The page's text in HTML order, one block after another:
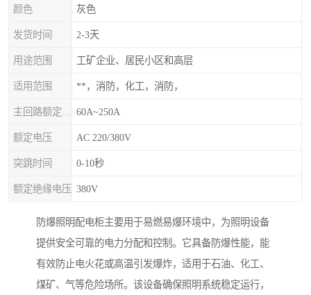
颜色 灰色
发货时间 2-3天
用途范围 工矿企业、居民小区和高层
适用范围 **，消防，化工，消防，
60A~250A
额定电压 AC 220/380V
突跳时间 0-10秒
额定绝缘电压 380V
防爆照明配电柜主要用于易燃易爆环境中，为照明设备
提供安全可靠的电力分配和控制。它具备防爆性能，能
有效防止电火花或高温引发爆炸，适用于石油、化工、
煤矿、气等危险场所。该设备确保照明系统稳定运行，